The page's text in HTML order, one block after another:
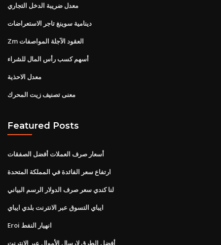
معدل ضريبة الدخل التجاري
دينامية سوينغ تاجر الاستعراضات
Zm العقود الآجلة المواصفات
أسهم كسب رأس المال للشراء
معدل الاحذية
معنى تصنيف زيت المحرك
Featured Posts
أسعار صرف العملات أفضل الصفقات
ارتفاع سعر الفائدة في المملكة المتحدة
لنا كندي سعر صرف الدولار الرسم البياني
ايباي التسوق عبر الانترنت بلدي ايباي
Eroi انهيار النفط
أفضل الطرق لإرسال الأموال عبر الإنترنت